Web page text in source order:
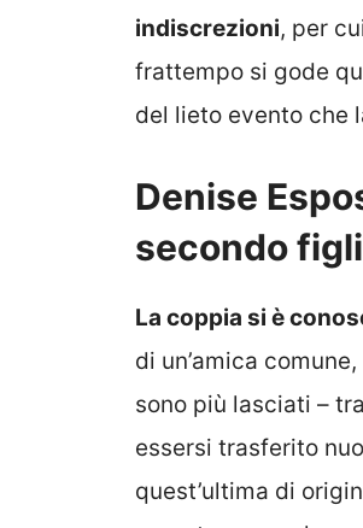
indiscrezioni, per
frattempo si gode
del lieto evento che
Denise
secondo
La coppia si è
di un’amica
sono più lasciati –
essersi trasferito
quest’ultima di